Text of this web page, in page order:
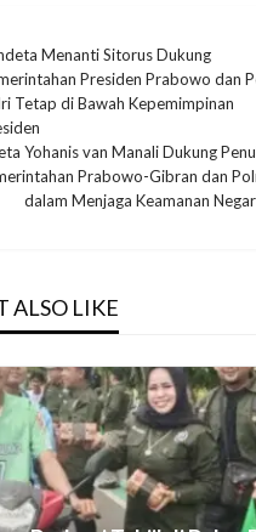
Menanti Sitorus Dukung
Presiden Prabowo dan
Tetap di Bawah Kepemimpinan
Yohanis van Manali Dukung
Prabowo-Gibran dan
dalam Menjaga Keamanan
ALSO LIKE